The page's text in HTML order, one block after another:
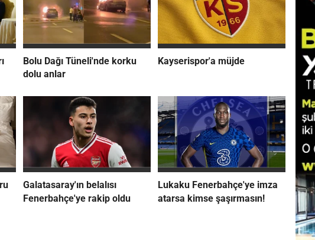
Bolu Dağı Tüneli'nde korku
dolu anlar
Kayserispor'a müjde
Galatasaray'ın belalısı
Fenerbahçe'ye rakip oldu
Lukaku Fenerbahçe'ye imza
atarsa kimse şaşırmasın!